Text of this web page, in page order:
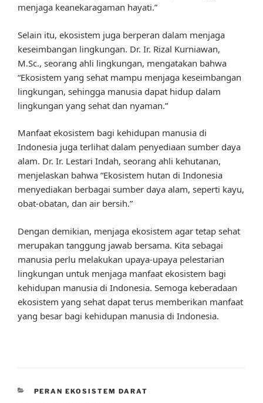
menjaga keanekaragaman hayati.”
Selain itu, ekosistem juga berperan dalam menjaga
keseimbangan lingkungan. Dr. Ir. Rizal Kurniawan,
M.Sc., seorang ahli lingkungan, mengatakan bahwa
“Ekosistem yang sehat mampu menjaga keseimbangan
lingkungan, sehingga manusia dapat hidup dalam
lingkungan yang sehat dan nyaman.”
Manfaat ekosistem bagi kehidupan manusia di
Indonesia juga terlihat dalam penyediaan sumber daya
alam. Dr. Ir. Lestari Indah, seorang ahli kehutanan,
menjelaskan bahwa “Ekosistem hutan di Indonesia
menyediakan berbagai sumber daya alam, seperti kayu,
obat-obatan, dan air bersih.”
Dengan demikian, menjaga ekosistem agar tetap sehat
merupakan tanggung jawab bersama. Kita sebagai
manusia perlu melakukan upaya-upaya pelestarian
lingkungan untuk menjaga manfaat ekosistem bagi
kehidupan manusia di Indonesia. Semoga keberadaan
ekosistem yang sehat dapat terus memberikan manfaat
yang besar bagi kehidupan manusia di Indonesia.
CATEGORIES
PERAN EKOSISTEM DARAT